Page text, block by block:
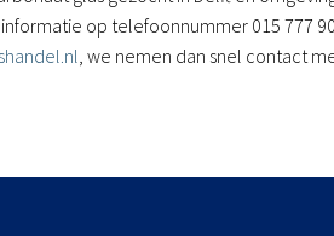
op telefoonnummer 015 777
, we nemen dan snel contact